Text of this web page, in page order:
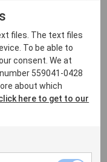
PoC GP700
files. The text files
To be able to
consent. We at
559041-0428
about which
here to get to our